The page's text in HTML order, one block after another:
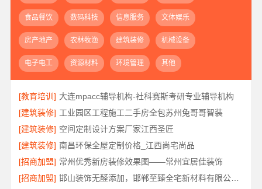
食品餐饮 数码科技 信息服务 文体娱乐
房产地产 农林牧渔 建筑装修 机械设备
电子电工 资源材料 环境管理 其他
[教育培训] 大连mpacc辅导机构-社科赛斯考研专业辅导机构
[建筑装修] 工业园区工程施工二手房全包苏州兔哥哥智装
[建筑装修] 空间定制设计方案厂家江西圣匠
[建筑装修] 南昌环保全屋定制价格_江西尚宅尚品
[招商加盟] 常州优秀新房装修效果图——常州宜居佳装饰
[招商加盟]
邯山装饰无醛添加，邯郸至臻全宅新材料有限公司源头环保